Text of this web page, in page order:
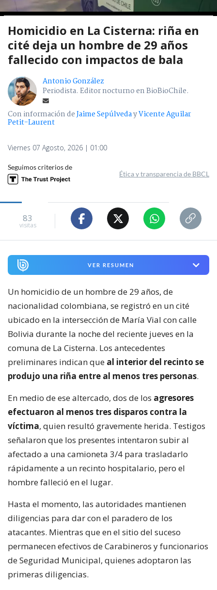
Homicidio en La Cisterna: riña en
cité deja un hombre de 29 años
fallecido con impactos de bala
Antonio González
Periodista. Editor nocturno en BioBioChile.
Con información deJaime SepúlvedayVicente Aguilar
Petit-Laurent
Viernes 07 Agosto, 2026 | 01:00
Seguimos criterios de
Ética y transparencia de BBCL
83
visitas
VER RESUMEN
Un homicidio de un hombre de 29 años, de
nacionalidad colombiana, se registró en un cité
ubicado en la intersección de María Vial con calle
Bolivia durante la noche del reciente jueves en la
comuna de La Cisterna. Los antecedentes
preliminares indican que al interior del recinto se
produjo una riña entre al menos tres personas.
En medio de ese altercado, dos de los agresores
efectuaron al menos tres disparos contra la
víctima, quien resultó gravemente herida. Testigos
señalaron que los presentes intentaron subir al
afectado a una camioneta 3/4 para trasladarlo
rápidamente a un recinto hospitalario, pero el
hombre falleció en el lugar.
Hasta el momento, las autoridades mantienen
diligencias para dar con el paradero de los
atacantes. Mientras que en el sitio del suceso
permanecen efectivos de Carabineros y funcionarios
de Seguridad Municipal, quienes adoptaron las
primeras diligencias.